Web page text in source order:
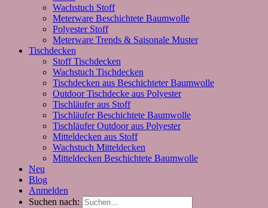
Wachstuch Stoff
Meterware Beschichtete Baumwolle
Polyester Stoff
Meterware Trends & Saisonale Muster
Tischdecken
Stoff Tischdecken
Wachstuch Tischdecken
Tischdecken aus Beschichteter Baumwolle
Outdoor Tischdecke aus Polyester
Tischläufer aus Stoff
Tischläufer Beschichtete Baumwolle
Tischläufer Outdoor aus Polyester
Mitteldecken aus Stoff
Wachstuch Mitteldecken
Mitteldecken Beschichtete Baumwolle
Neu
Blog
Anmelden
Suchen nach: